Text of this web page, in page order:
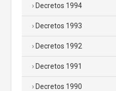
Decretos 1994
Decretos 1993
Decretos 1992
Decretos 1991
Decretos 1990